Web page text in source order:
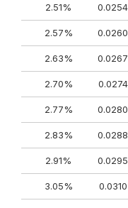
0.0254
2.51%
0.0260
2.57%
0.0267
2.63%
0.0274
2.70%
0.0280
2.77%
0.0288
2.83%
0.0295
2.91%
0.0310
3.05%